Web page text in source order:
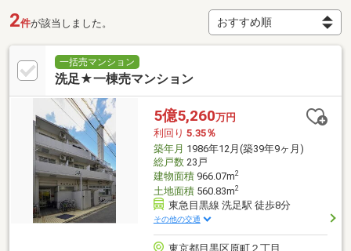
2件が該当しました。
一括売マンション
洗足★一棟売マンション
5億5,260万円
利回り 5.35％
築年月 1986年12月(築39年9ヶ月)
総戸数23戸
建物面積966.07m2
土地面積560.83m2
東急目黒線 洗足駅 徒歩8分
その他の交通
東京都目黒区原町２丁目